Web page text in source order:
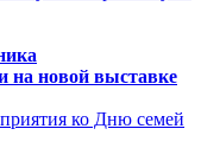
на новой выставке